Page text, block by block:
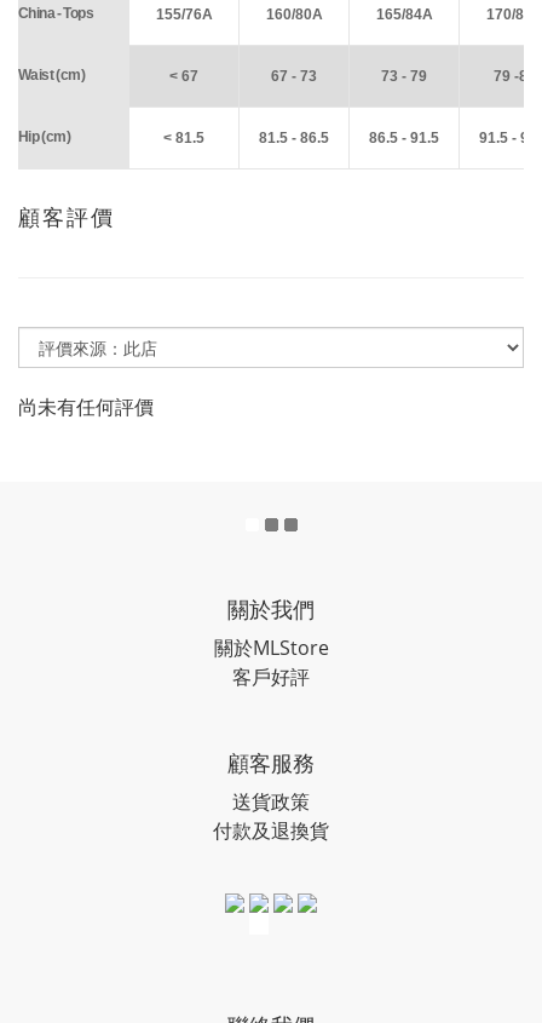
China - Tops 155/76A 160/80A 165/84A 170/88A
Waist (cm) < 67 67 - 73 73 - 79 79 -85
Hip (cm) < 81.5 81.5 - 86.5 86.5 - 91.5 91.5 -
顧客評價
尚未有任何評價
關於我們
關於MLStore
客戶好評
顧客服務
送貨政策
付款及退換貨